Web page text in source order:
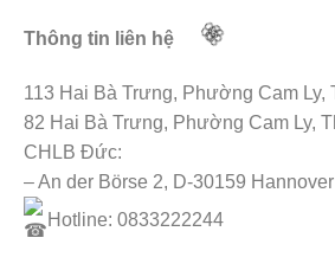
Thông tin liên hệ
113 Hai Bà Trưng, Phường Cam Ly,
82 Hai Bà Trưng, Phường Cam Ly,
CHLB Đức:
– An der Börse 2, D-30159 Hannover
Hotline: 0833222244